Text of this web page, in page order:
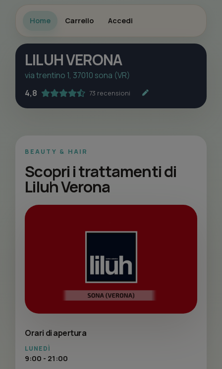
Home Carrello Accedi
LILUH VERONA
via trentino 1, 37010 sona (VR)
4,8
73 recensioni
BEAUTY & HAIR
Scopri i trattamenti di
Liluh Verona
Orari di apertura
LUNEDÌ
9:00 - 21:00